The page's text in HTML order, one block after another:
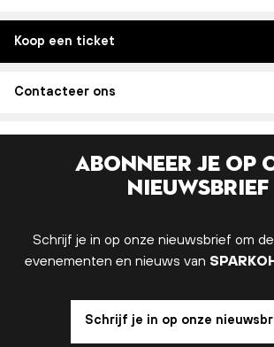
Koop een ticket
Contacteer ons
Abonneer je op
nieuwsbrief
Schrijf je in op onze nieuwsbrief om
evenementen en nieuws van
Schrijf je in op onze